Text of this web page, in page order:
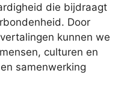
die bijdraagt
Door
kunnen we
culturen en
samenwerking